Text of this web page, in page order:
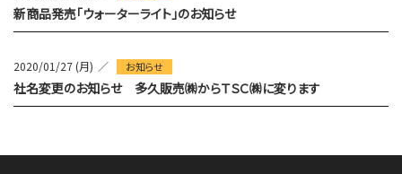
新商品発売「ウォーターライト」のお知らせ
2020/01/27 (月) お知らせ
社名変更のお知らせ 多久販売㈱からＴＳＣ㈱に変ります